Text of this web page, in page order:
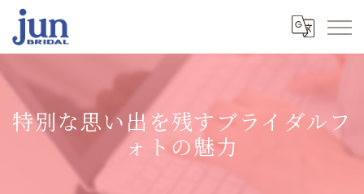
特別な思い出を残すブライダルフ
ォトの魅力